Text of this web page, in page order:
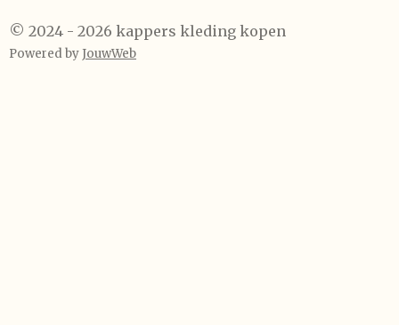
© 2024 - 2026 kappers kleding kopen
Powered byJouwWeb